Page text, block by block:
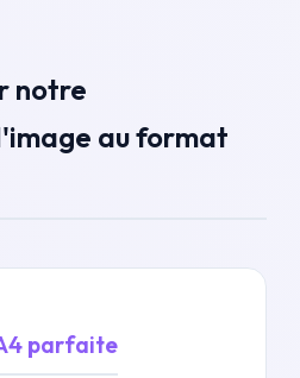
notre
au format
parfaite